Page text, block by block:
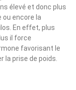
élevé et donc plus
encore la
En effet, plus
il force
favorisant le
la prise de poids.